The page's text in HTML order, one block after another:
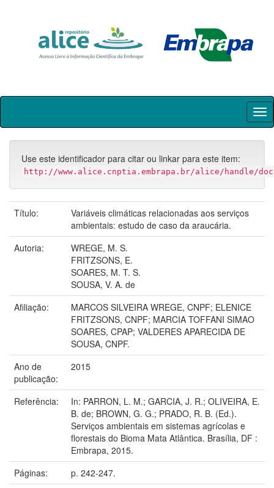
Skip
Use este identificador para citar ou linkar para este item:
http://www.alice.cnptia.embrapa.br/alice/handle/doc/
Título:
Variáveis climáticas relacionadas aos serviços
ambientais: estudo de caso da araucária.
Autoria:
WREGE, M. S.
FRITZSONS, E.
SOARES, M. T. S.
SOUSA, V. A. de
Afiliação:
MARCOS SILVEIRA WREGE, CNPF; ELENICE
FRITZSONS, CNPF; MARCIA TOFFANI SIMAO
SOARES, CPAP; VALDERES APARECIDA DE
SOUSA, CNPF.
Ano de
publicação:
2015
Referência:
In: PARRON, L. M.; GARCIA, J. R.; OLIVEIRA, E.
B. de; BROWN, G. G.; PRADO, R. B. (Ed.).
Serviços ambientais em sistemas agrícolas e
florestais do Bioma Mata Atlântica. Brasília, DF :
Embrapa, 2015.
Páginas:
p. 242-247.